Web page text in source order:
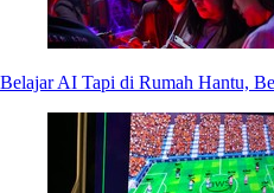
Belajar AI Tapi di Rumah Hantu,